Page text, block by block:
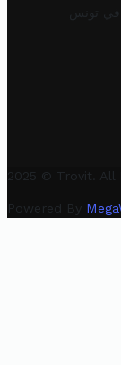
في تونس
2025 © Trovit. All
Powered By